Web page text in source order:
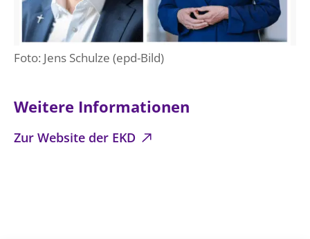
Foto: Jens Schulze (epd-Bild)
Weitere Informationen
Zur Website der EKD